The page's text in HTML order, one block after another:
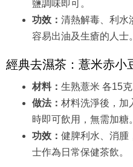
鹽調味即可。
功效： 清熱解毒、利水
容易出油及生瘡的人士。
經典去濕茶：薏米赤小
材料： 生熟薏米 各15克
做法： 材料洗淨後，加
時即可飲用，無需加糖。
功效： 健脾利水、消腫
士作為日常保健茶飲。